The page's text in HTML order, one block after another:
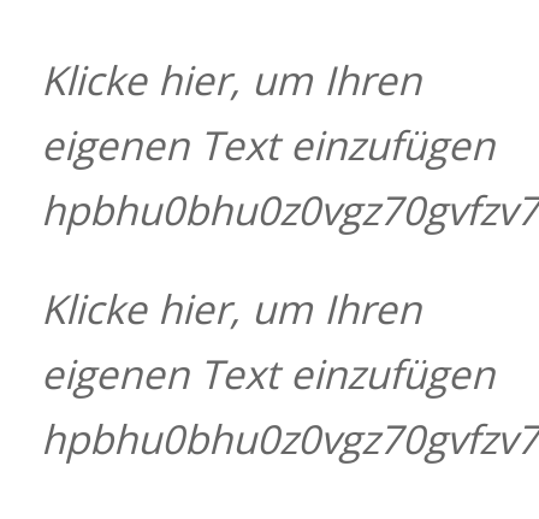
Klicke hier, um Ihren
eigenen Text einzufügen
Klicke hier, um Ihren
eigenen Text einzufügen